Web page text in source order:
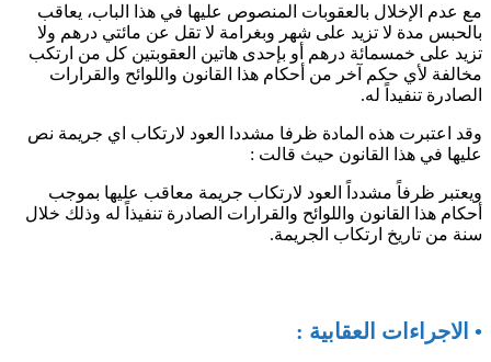
مع عدم الإخلال بالعقوبات المنصوص عليها في هذا الباب، يعاقب
بالحبس مدة لا تزيد على شهر وبغرامة لا تقل عن مائتي درهم ولا
تزيد على خمسمائة درهم أو بإحدى هاتين العقوبتين كل من ارتكب
مخالفة لأي حكم آخر من أحكام هذا القانون واللوائح والقرارات
الصادرة تنفيداً له.
وقد اعتبرت هذه المادة ظرفا مشددا العود لارتكاب اي جريمة نص
عليها في هذا القانون حيث قالت :
ويعتبر ظرفاً مشدداً العود لارتكاب جريمة معاقب عليها بموجب
أحكام هذا القانون واللوائح والقرارات الصادرة تنفيذاً له وذلك خلال
سنة من تاريخ ارتكاب الجريمة.
• الاجراءات العقابية :